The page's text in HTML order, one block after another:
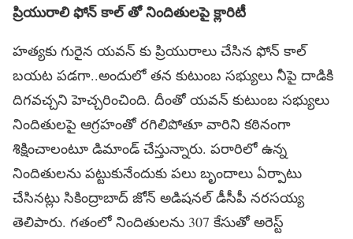
ప్రియురాలి ఫోన్ కాల్ తో నిందితులపై క్లారిటీ
హత్యకు గురైన యవన్ కు ప్రియురాలు చేసిన ఫోన్ కాల్
బయట పడగా..అందులో తన కుటుంబ సభ్యులు నీపై దాడికి
దిగవచ్చని హెచ్చరించింది. దీంతో యవన్ కుటుంబ సభ్యులు
నిందితులపై ఆగ్రహంతో రగిలిపోతూ వారిని కఠినంగా
శిక్షించాలంటూ డిమాండ్ చేస్తున్నారు. పరారిలో ఉన్న
నిందితులను పట్టుకునేందుకు పలు బృందాలు ఏర్పాటు
చేసినట్లు సికింద్రాబాద్​ జోన్​ అడిషనల్​ డీసీపీ నరసయ్య
తెలిపారు. గతంలో నిందితులను 307 కేసుతో అరెస్ట్